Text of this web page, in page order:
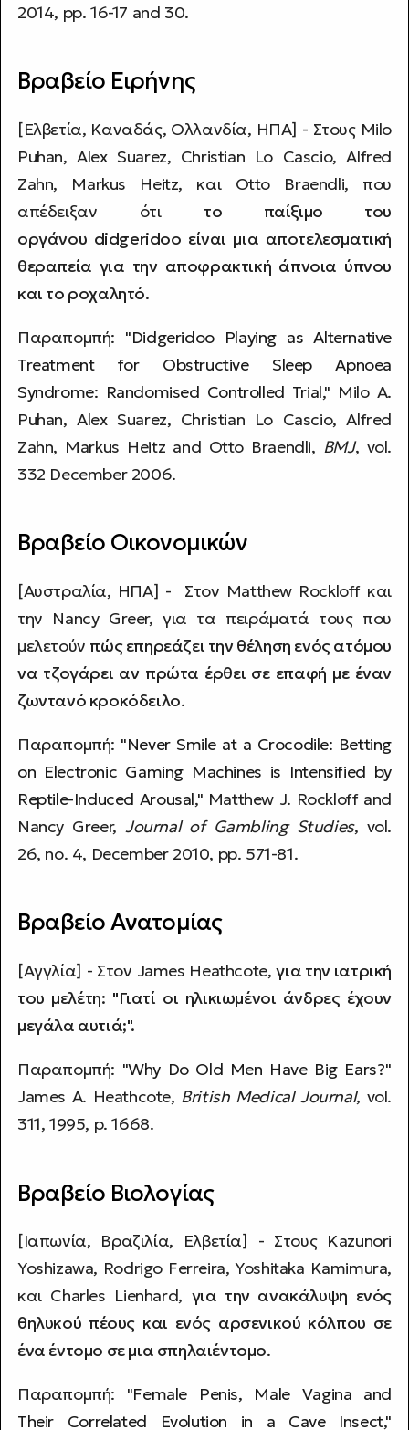
2014, pp. 16-17 and 30.
Βραβείο Ειρήνης
[Ελβετία, Καναδάς, Ολλανδία, ΗΠΑ] - Στους Milo
Puhan, Alex Suarez, Christian Lo Cascio, Alfred
Zahn, Markus Heitz, και Otto Braendli, που
απέδειξαν ότι το παίξιμο του
οργάνου didgeridoo είναι μια αποτελεσματική
θεραπεία για την αποφρακτική άπνοια ύπνου
και το ροχαλητό.
Παραπομπή: "Didgeridoo Playing as Alternative
Treatment for Obstructive Sleep Apnoea
Syndrome: Randomised Controlled Trial," Milo A.
Puhan, Alex Suarez, Christian Lo Cascio, Alfred
Zahn, Markus Heitz and Otto Braendli, BMJ, vol.
332 December 2006.
Βραβείο Οικονομικών
[Αυστραλία, ΗΠΑ] - Στον Matthew Rockloff και
την Nancy Greer, για τα πειράματά τους που
μελετούν πώς επηρεάζει την θέληση ενός ατόμου
να τζογάρει αν πρώτα έρθει σε επαφή με έναν
ζωντανό κροκόδειλο.
Παραπομπή: "Never Smile at a Crocodile: Betting
on Electronic Gaming Machines is Intensified by
Reptile-Induced Arousal," Matthew J. Rockloff and
Nancy Greer, Journal of Gambling Studies, vol.
26, no. 4, December 2010, pp. 571-81.
Βραβείο Ανατομίας
[Αγγλία] - Στον James Heathcote,για την ιατρική
του μελέτη: "Γιατί οι ηλικιωμένοι άνδρες έχουν
μεγάλα αυτιά;".
Παραπομπή: "Why Do Old Men Have Big Ears?"
James A. Heathcote, British Medical Journal, vol.
311, 1995, p. 1668.
Βραβείο Βιολογίας
[Ιαπωνία, Βραζιλία, Ελβετία] - Στους Kazunori
Yoshizawa, Rodrigo Ferreira, Yoshitaka Kamimura,
και Charles Lienhard, για την ανακάλυψη ενός
θηλυκού πέους και ενός αρσενικού κόλπου σε
ένα έντομο σε μια σπηλαιέντομο.
Παραπομπή: "Female Penis, Male Vagina and
Their Correlated Evolution in a Cave Insect,"